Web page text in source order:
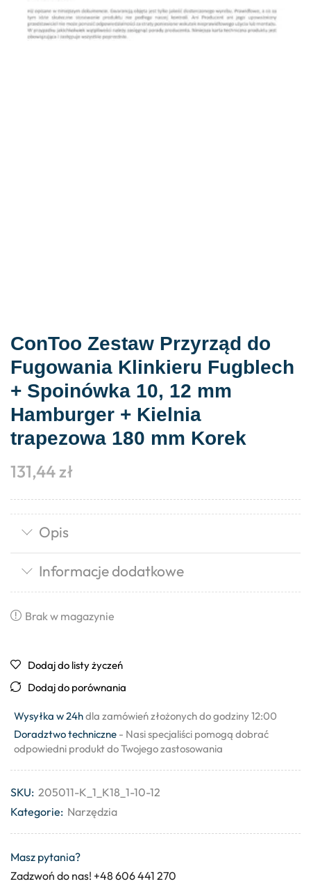
ConToo Zestaw Przyrząd do
Fugowania Klinkieru Fugblech
+ Spoinówka 10, 12 mm
Hamburger + Kielnia
trapezowa 180 mm Korek
131,44zł
Opis
Informacje dodatkowe
Brak w magazynie
Dodaj do listy życzeń
Dodaj do porównania
Wysyłka w 24hdla zamówień złożonych do godziny 12:00
Doradztwo techniczne - Nasi specjaliści pomogą dobrać
odpowiedni produkt do Twojego zastosowania
SKU: 205011-K_1_K18_1-10-12
Kategorie: Narzędzia
Masz pytania?
Zadzwoń do nas! +48 606 441 270